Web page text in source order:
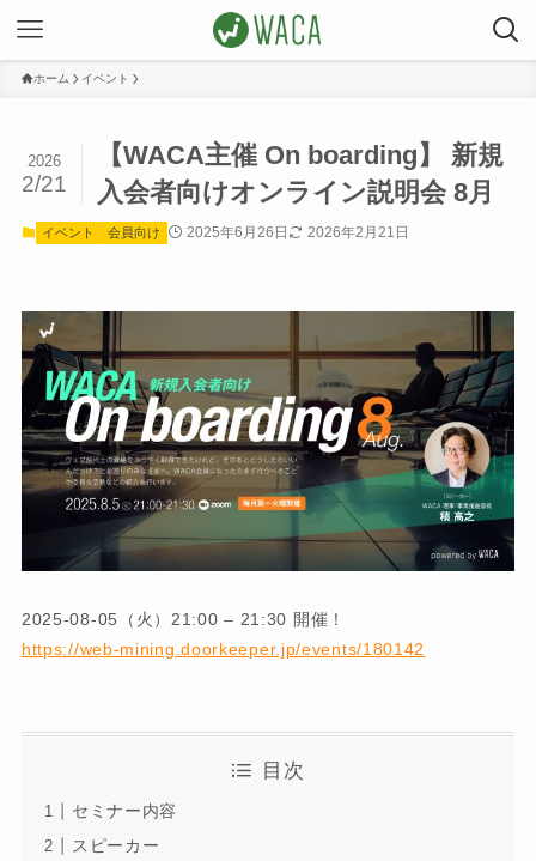
ホーム イベント
【WACA主催 On boarding】 新規
入会者向けオンライン説明会 8月
2026
2/21
イベント 会員向け 2025年6月26日 2026年2月21日
2025-08-05（火）21:00 – 21:30 開催！
https://web-mining.doorkeeper.jp/events/180142
目次
セミナー内容
スピーカー